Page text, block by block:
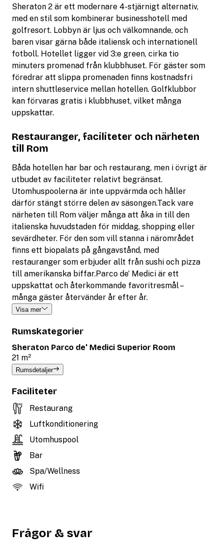
Sheraton 2 är ett modernare 4-stjärnigt alternativ,
med en stil som kombinerar businesshotell med
golfresort. Lobbyn är ljus och välkomnande, och
baren visar gärna både italiensk och internationell
fotboll. Hotellet ligger vid 3:e green, cirka tio
minuters promenad från klubbhuset. För gäster som
föredrar att slippa promenaden finns kostnadsfri
intern shuttleservice mellan hotellen. Golfklubbor
kan förvaras gratis i klubbhuset, vilket många
uppskattar.
Restauranger, faciliteter och närheten
till Rom
Båda hotellen har bar och restaurang, men i övrigt är
utbudet av faciliteter relativt begränsat.
Utomhuspoolerna är inte uppvärmda och håller
därför stängt större delen av säsongen.Tack vare
närheten till Rom väljer många att åka in till den
italienska huvudstaden för middag, shopping eller
sevärdheter. För den som vill stanna i närområdet
finns ett biopalats på gångavstånd, med
restauranger som erbjuder allt från sushi och pizza
till amerikanska biffar.Parco de’ Medici är ett
uppskattat och återkommande favoritresmål –
många gäster återvänder år efter år.
Visa mer
Rumskategorier
Sheraton Parco de' Medici Superior Room
21 m²
Rumsdetaljer
Faciliteter
Restaurang
Luftkonditionering
Utomhuspool
Bar
Spa/Wellness
Wifi
Frågor & svar